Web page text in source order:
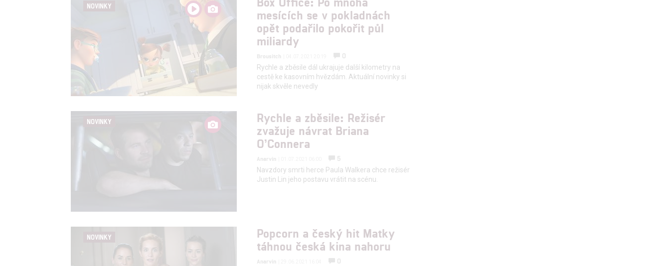
NOVINKY
mesících se v pokladnách
opět podařilo pokořit půl
miliardy
Brousitch
0
Rychle a zběsile dál ukrajuje další kilometry na
cestě ke kasovním hvězdám. Aktuální novinky si
nijak skvěle nevedly
NOVINKY
Rychle a zběsile: Režisér
zvažuje návrat Briana
O’Connera
Anarvin
5
Navzdory smrti herce Paula Walkera chce režisér
Justin Lin jeho postavu vrátit na scénu.
NOVINKY
Popcorn a český hit Matky
táhnou česká kina nahoru
Anarvin
0
služeb
Udělením souhlasu s účely a funkcemi zde uvedenými dáváte nám i našim partnerům
možnost: Zajištění bezpečnosti, předcházení a zjišťování podvodů a odstraňování chyb,
Poskytování a zobrazování reklamy a obsahu